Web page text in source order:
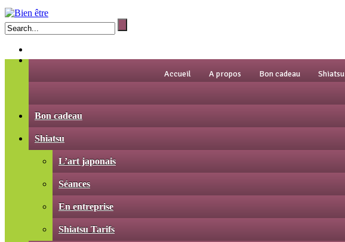
Accueil A propos Bon cadeau Shiatsu
Bon cadeau
Shiatsu
L’art japonais
Séances
En entreprise
Shiatsu Tarifs